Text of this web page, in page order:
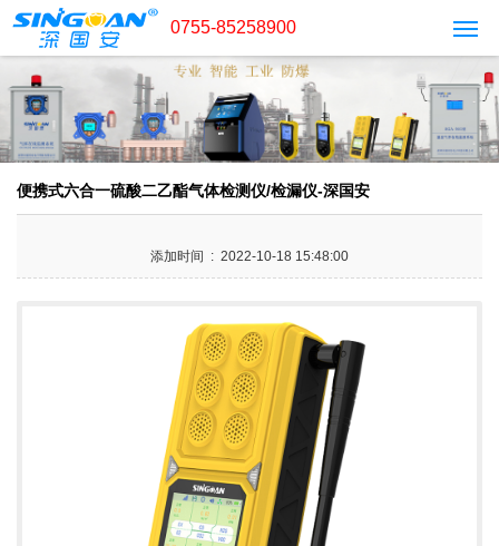
0755-85258900
便携式六合一硫酸二乙酯气体检测仪/检漏仪-深国安
添加时间 : 2022-10-18 15:48:00